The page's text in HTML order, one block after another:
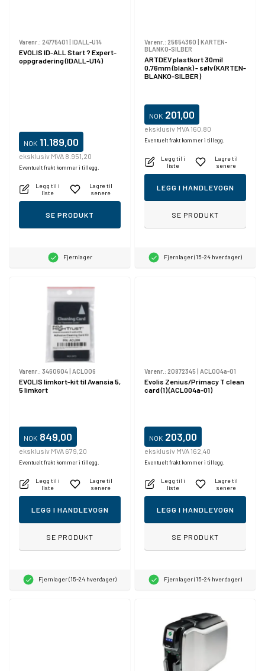
Varenr.: 24775401 IDALL-U14
EVOLIS ID-ALL Start ? Expert-
oppgradering (IDALL-U14)
NOK 11.189,00
eksklusiv MVA 8.951,20
Eventuelt frakt kommer i tillegg.
Legg til i
liste
Lagre til
senere
SE PRODUKT
Fjernlager
Varenr.: 25654360
KARTEN-
BLANKO-SILBER
ARTDEV plastkort 30mil
0,76mm (blank) - sølv (KARTEN-
BLANKO-SILBER)
NOK 201,00
eksklusiv MVA 160,80
Eventuelt frakt kommer i tillegg.
Legg til i
liste
Lagre til
senere
LEGG I HANDLEVOGN
SE PRODUKT
Fjernlager (15-24 hverdager)
Varenr.: 3460604| ACL006
EVOLIS limkort-kit til Avansia 5,
5 limkort
NOK 849,00
eksklusiv MVA 679,20
Eventuelt frakt kommer i tillegg.
Legg til i
liste
Lagre til
senere
LEGG I HANDLEVOGN
SE PRODUKT
Fjernlager (15-24 hverdager)
Varenr.: 20872345| ACL004a-01
Evolis Zenius/Primacy T clean
card (1) (ACL004a-01)
NOK 203,00
eksklusiv MVA 162,40
Eventuelt frakt kommer i tillegg.
Legg til i
liste
Lagre til
senere
LEGG I HANDLEVOGN
SE PRODUKT
Fjernlager (15-24 hverdager)